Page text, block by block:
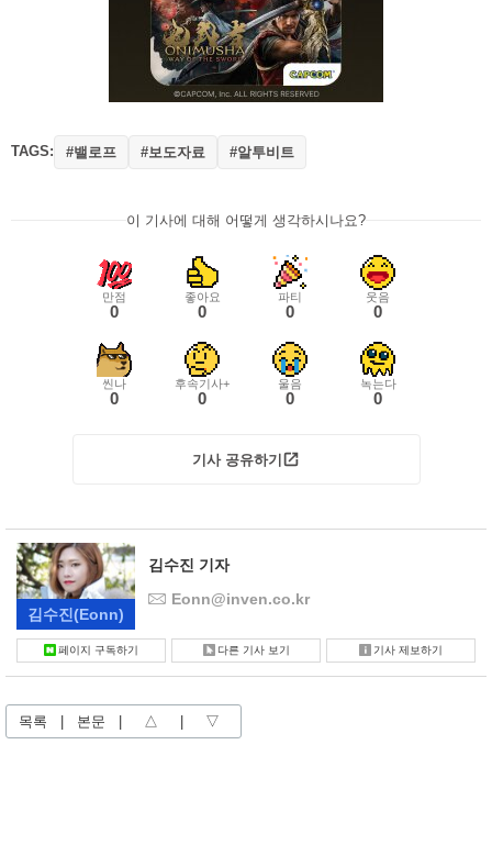
TAGS: #밸로프 #보도자료 #알투비트
이 기사에 대해 어떻게 생각하시나요?
만점
0
좋아요
0
파티
0
웃음
0
씬나
0
후속기사+
0
울음
0
녹는다
0
기사 공유하기
김수진 (Eonn)
김수진 기자
Eonn@inven.co.kr
페이지 구독하기 다른 기사 보기 기사 제보하기
목록 본문 △ ▽